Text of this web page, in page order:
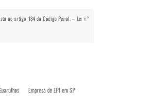
no artigo 184 do Código Penal. – Lei n°
Empresa de EPI em SP